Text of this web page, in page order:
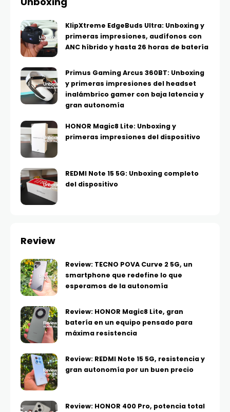
KlipXtreme EdgeBuds Ultra: Unboxing y
primeras impresiones, audífonos con
ANC híbrido y hasta 26 horas de batería
Primus Gaming Arcus 360BT: Unboxing
y primeras impresiones del headset
inalámbrico gamer con baja latencia y
gran autonomía
HONOR Magic8 Lite: Unboxing y
primeras impresiones del dispositivo
REDMI Note 15 5G: Unboxing completo
del dispositivo
Review
Review: TECNO POVA Curve 2 5G, un
smartphone que redefine lo que
esperamos de la autonomía
Review: HONOR Magic8 Lite, gran
batería en un equipo pensado para
máxima resistencia
Review: REDMI Note 15 5G, resistencia y
gran autonomía por un buen precio
Review: HONOR 400 Pro, potencia total